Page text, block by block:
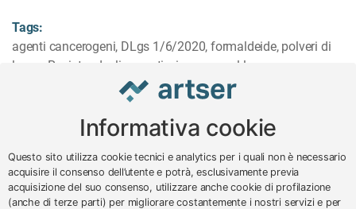
Tags:
agenti cancerogeni, DLgs 1/6/2020,formaldeide, polveri di
legno
Registro degli esposti sicurezza sul lavoro
© 2024 – 2026 - ARTSER SRL
Informativa cookie
Questo sito utilizza cookie tecnici e analytics per i quali non è necessario
acquisire il consenso dell’utente e potrà, esclusivamente previa
acquisizione del suo consenso, utilizzare anche cookie di profilazione
(anche di terze parti) per migliorare costantemente i nostri servizi e per